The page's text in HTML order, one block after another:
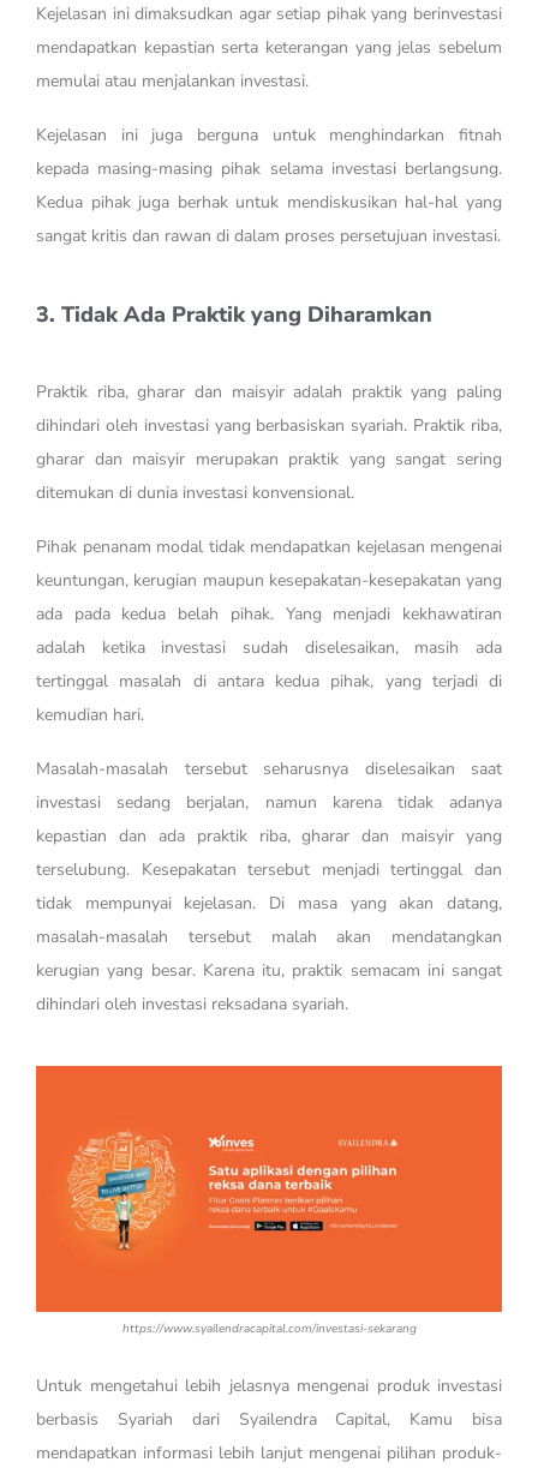
Kejelasan ini dimaksudkan agar setiap pihak yang berinvestasi
mendapatkan kepastian serta keterangan yang jelas sebelum
memulai atau menjalankan investasi.
Kejelasan ini juga berguna untuk menghindarkan fitnah
kepada masing-masing pihak selama investasi berlangsung.
Kedua pihak juga berhak untuk mendiskusikan hal-hal yang
sangat kritis dan rawan di dalam proses persetujuan investasi.
3. Tidak Ada Praktik yang Diharamkan
Praktik riba, gharar dan maisyir adalah praktik yang paling
dihindari oleh investasi yang berbasiskan syariah. Praktik riba,
gharar dan maisyir merupakan praktik yang sangat sering
ditemukan di dunia investasi konvensional.
Pihak penanam modal tidak mendapatkan kejelasan mengenai
keuntungan, kerugian maupun kesepakatan-kesepakatan yang
ada pada kedua belah pihak. Yang menjadi kekhawatiran
adalah ketika investasi sudah diselesaikan, masih ada
tertinggal masalah di antara kedua pihak, yang terjadi di
kemudian hari.
Masalah-masalah tersebut seharusnya diselesaikan saat
investasi sedang berjalan, namun karena tidak adanya
kepastian dan ada praktik riba, gharar dan maisyir yang
terselubung. Kesepakatan tersebut menjadi tertinggal dan
tidak mempunyai kejelasan. Di masa yang akan datang,
masalah-masalah tersebut malah akan mendatangkan
kerugian yang besar. Karena itu, praktik semacam ini sangat
dihindari oleh investasi reksadana syariah.
https://www.syailendracapital.com/investasi-sekarang
Untuk mengetahui lebih jelasnya mengenai produk investasi
berbasis Syariah dari Syailendra Capital, Kamu bisa
mendapatkan informasi lebih lanjut mengenai pilihan produk-